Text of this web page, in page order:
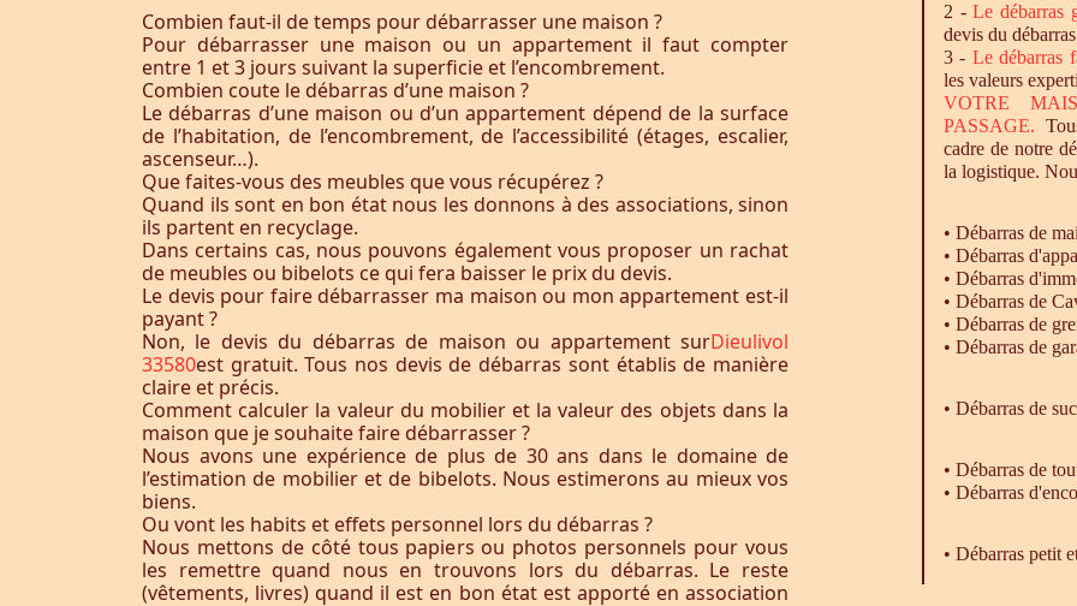
Combien faut-il de temps pour débarrasser une maison ?
Pour débarrasser une maison ou un appartement il faut compter
entre 1 et 3 jours suivant la superficie et l’encombrement.
Combien coute le débarras d’une maison ?
Le débarras d’une maison ou d’un appartement dépend de la surface
de l’habitation, de l’encombrement, de l’accessibilité (étages, escalier,
ascenseur…).
Que faites-vous des meubles que vous récupérez ?
Quand ils sont en bon état nous les donnons à des associations, sinon
ils partent en recyclage.
Dans certains cas, nous pouvons également vous proposer un rachat
de meubles ou bibelots ce qui fera baisser le prix du devis.
Le devis pour faire débarrasser ma maison ou mon appartement est-il
payant ?
Non, le devis du débarras de maison ou appartement surDieulivol
33580est gratuit. Tous nos devis de débarras sont établis de manière
claire et précis.
Comment calculer la valeur du mobilier et la valeur des objets dans la
maison que je souhaite faire débarrasser ?
Nous avons une expérience de plus de 30 ans dans le domaine de
l’estimation de mobilier et de bibelots. Nous estimerons au mieux vos
biens.
Ou vont les habits et effets personnel lors du débarras ?
Nous mettons de côté tous papiers ou photos personnels pour vous
les remettre quand nous en trouvons lors du débarras. Le reste
(vêtements, livres) quand il est en bon état est apporté en association
2 -Ledébarras
devis du
3 - Ledébarras
les valeurs
VOTRE
PASSAGE.
cadre de notre
la logistique.
• Débarras de
• Débarras
• Débarras
• Débarras de
• Débarras de
• Débarras de
• Débarras de
• Débarras de
• Débarras
• Débarras petit